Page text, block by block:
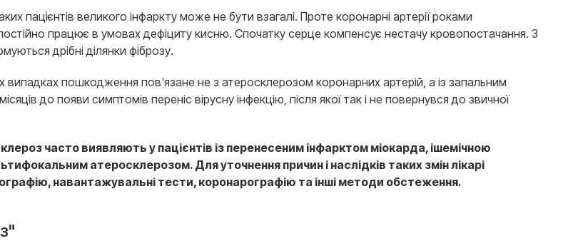
пацієнтів великого інфаркту може не бути взагалі. Проте коронарні артерії роками
працює в умовах дефіциту кисню. Спочатку серце компенсує нестачу кровопостачання. З
дрібні ділянки фіброзу.
пошкодження пов'язане не з атеросклерозом коронарних артерій, а із запальним
до появи симптомів переніс вірусну інфекцію, після якої так і не повернувся до звичної
часто виявляють у пацієнтів із перенесеним інфарктом міокарда, ішемічною
атеросклерозом. Для уточнення причин і наслідків таких змін лікарі
навантажувальні тести, коронарографію та інші методи обстеження.